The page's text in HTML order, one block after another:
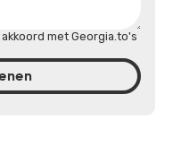
met Georgia.to's